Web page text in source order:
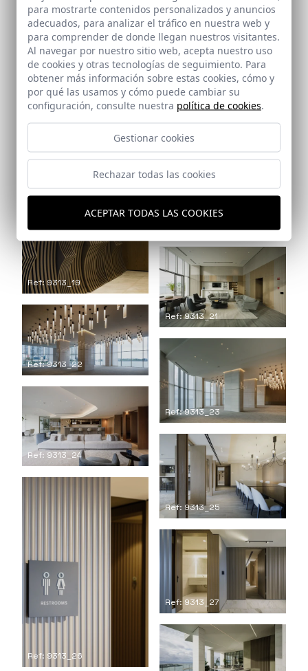
Ref: 9313_17
Ref: 9313_19
Ref: 9313_21
Ref: 9313_22
Ref: 9313_23
Ref: 9313_24
Ref: 9313_25
Ref: 9313_26
Ref: 9313_27
para mostrarte contenidos personalizados y anuncios
adecuados, para analizar el tráfico en nuestra web y
para comprender de donde llegan nuestros visitantes.
Al navegar por nuestro sitio web, acepta nuestro uso
de cookies y otras tecnologías de seguimiento. Para
obtener más información sobre estas cookies, cómo y
por qué las usamos y cómo puede cambiar su
configuración, consulte nuestra política de cookies.
Gestionar cookies
Rechazar todas las cookies
ACEPTAR TODAS LAS COOKIES